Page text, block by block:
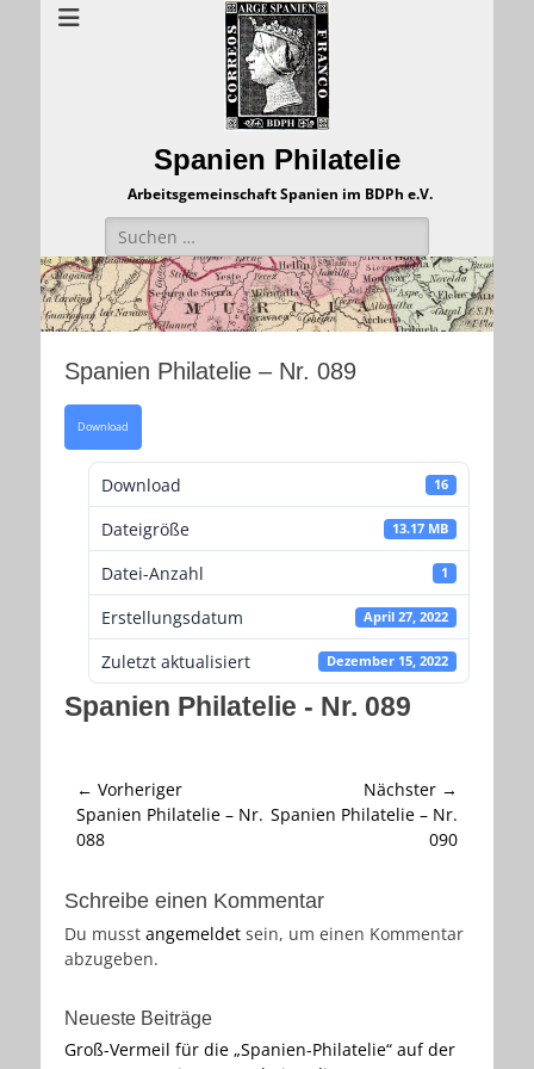
Spanien Philatelie
Arbeitsgemeinschaft Spanien im BDPh e.V.
Suchen
nach:
Spanien Philatelie – Nr. 089
Download
Download 16
Dateigröße 13.17 MB
Datei-Anzahl 1
Erstellungsdatum April 27, 2022
Zuletzt aktualisiert Dezember 15, 2022
Spanien Philatelie - Nr. 089
Beitragsnavigation
← Vorheriger
Vorheriger
Beitrag:
Spanien Philatelie – Nr.
088
Nächster →
Nächster
Spanien Philatelie – Nr.
090
Schreibe einen Kommentar
Du musst angemeldet sein, um einen Kommentar
abzugeben.
Neueste Beiträge
Groß-Vermeil für die „Spanien-Philatelie“ auf der